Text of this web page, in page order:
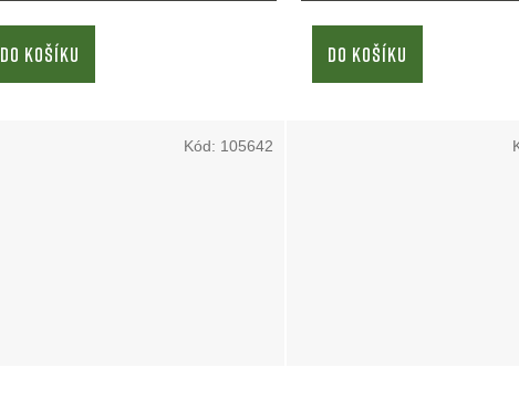
DO KOŠÍKU DO KOŠÍKU
Kód: 105642